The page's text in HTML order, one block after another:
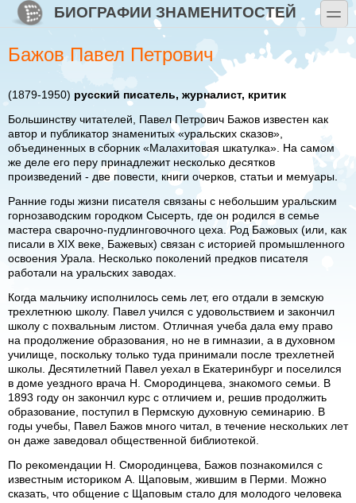
Перейти к основному содержанию
Skip to searchБИОГРАФИИ ЗНАМЕНИТОСТЕЙ toggle
Бажов Павел Петрович
(1879-1950) русский писатель, журналист, критик
Большинству читателей, Павел Петрович Бажов известен как
автор и публикатор знаменитых «уральских сказов»,
объединенных в сборник «Малахитовая шкатулка». На самом
же деле его перу принадлежит несколько десятков
произведений - две повести, книги очерков, статьи и мемуары.
Ранние годы жизни писателя связаны с небольшим уральским
горнозаводским городком Сысерть, где он родился в семье
мастера сварочно-пудлинговочного цеха. Род Бажовых (или, как
писали в XIX веке, Бажевых) связан с историей промышленного
освоения Урала. Несколько поколений предков писателя
работали на уральских заводах.
Когда мальчику исполнилось семь лет, его отдали в земскую
трехлетнюю школу. Павел учился с удовольствием и закончил
школу с похвальным листом. Отличная учеба дала ему право
на продолжение образования, но не в гимназии, а в духовном
училище, поскольку только туда принимали после трехлетней
школы. Десятилетний Павел уехал в Екатеринбург и поселился
в доме уездного врача Н. Смородинцева, знакомого семьи. В
1893 году он закончил курс с отличием и, решив продолжить
образование, поступил в Пермскую духовную семинарию. В
годы учебы, Павел Бажов много читал, в течение нескольких лет
он даже заведовал общественной библиотекой.
По рекомендации Н. Смородинцева, Бажов познакомился с
известным историком А. Щаповым, жившим в Перми. Можно
сказать, что общение с Щаповым стало для молодого человека